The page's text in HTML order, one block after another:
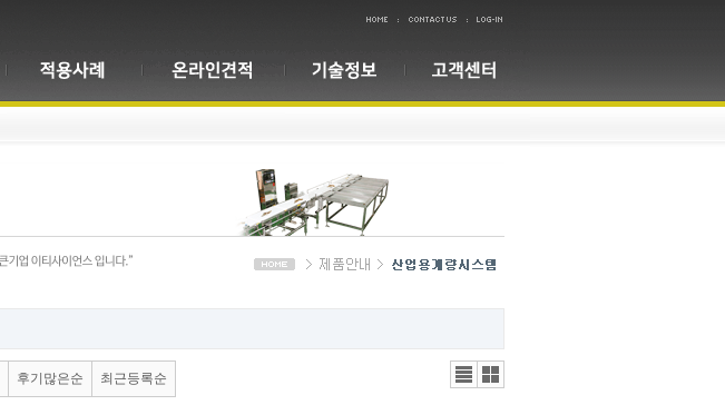
후기많은순 최근등록순
리스
트뷰
갤러
리뷰